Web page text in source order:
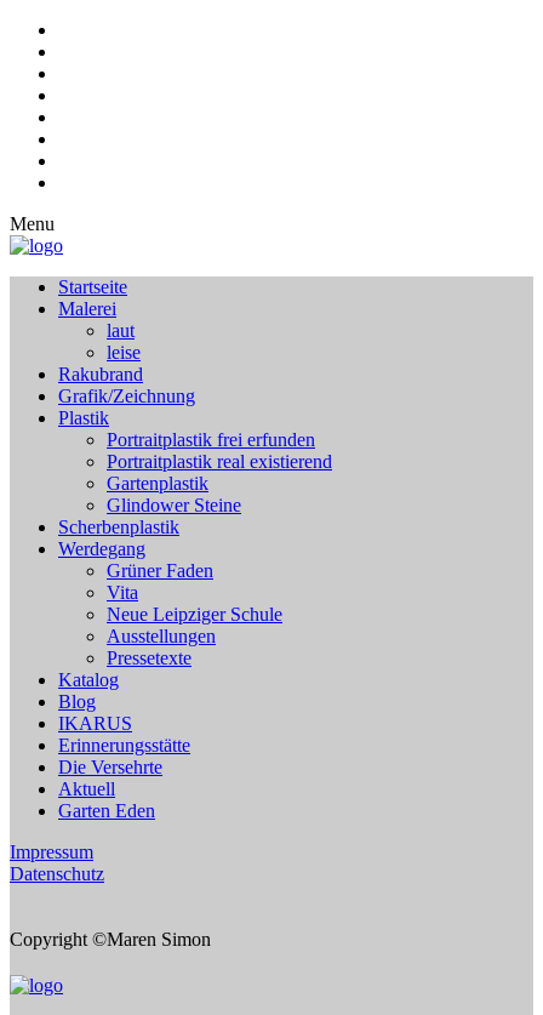
Menu
Startseite
Malerei
laut
leise
Rakubrand
Grafik/Zeichnung
Plastik
Portraitplastik frei erfunden
Portraitplastik real existierend
Gartenplastik
Glindower Steine
Scherbenplastik
Werdegang
Grüner Faden
Vita
Neue Leipziger Schule
Ausstellungen
Pressetexte
Katalog
Blog
IKARUS
Erinnerungsstätte
Die Versehrte
Aktuell
Garten Eden
Impressum
Datenschutz
Copyright ©Maren Simon